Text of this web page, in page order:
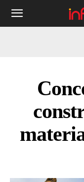
Informația